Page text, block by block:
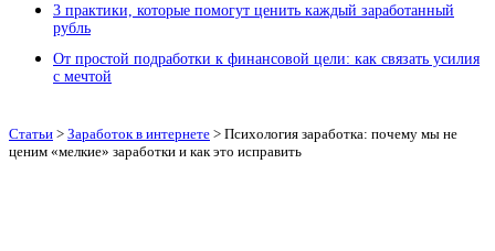
3 практики, которые помогут ценить каждый заработанный
рубль
От простой подработки к финансовой цели: как связать усилия
с мечтой
Статьи > Заработок в интернете > Психология заработка: почему мы не
ценим «мелкие» заработки и как это исправить